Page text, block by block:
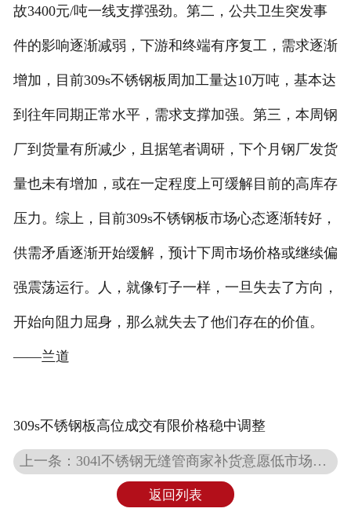
故3400元/吨一线支撑强劲。第二，公共卫生突发事
件的影响逐渐减弱，下游和终端有序复工，需求逐渐
增加，目前309s不锈钢板周加工量达10万吨，基本达
到往年同期正常水平，需求支撑加强。第三，本周钢
厂到货量有所减少，且据笔者调研，下个月钢厂发货
量也未有增加，或在一定程度上可缓解目前的高库存
压力。综上，目前309s不锈钢板市场心态逐渐转好，
供需矛盾逐渐开始缓解，预计下周市场价格或继续偏
强震荡运行。人，就像钉子一样，一旦失去了方向，
开始向阻力屈身，那么就失去了他们存在的价值。
——兰道
309s不锈钢板高位成交有限价格稳中调整
上一条：304l不锈钢无缝管商家补货意愿低市场成交弱势
返回列表